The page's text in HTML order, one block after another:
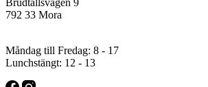
Brudtallsvägen 9
792 33 Mora
Måndag till Fredag: 8 - 17
Lunchstängt: 12 - 13